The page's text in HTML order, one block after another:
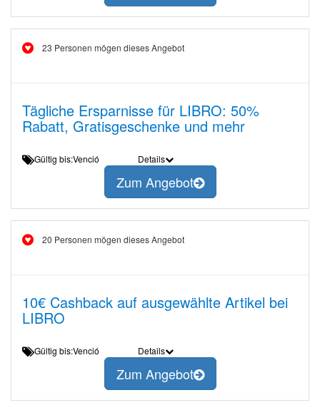
23 Personen mögen dieses Angebot
Tägliche Ersparnisse für LIBRO: 50%
Rabatt, Gratisgeschenke und mehr
Gültig bis:Venció Details
Zum Angebot
20 Personen mögen dieses Angebot
10€ Cashback auf ausgewählte Artikel bei
LIBRO
Gültig bis:Venció Details
Zum Angebot